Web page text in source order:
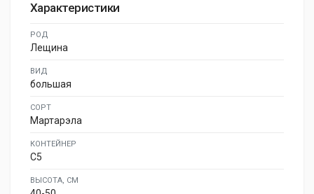
Характеристики
РОД
Лещина
ВИД
большая
СОРТ
Мартарэла
КОНТЕЙНЕР
C5
ВЫСОТА, СМ